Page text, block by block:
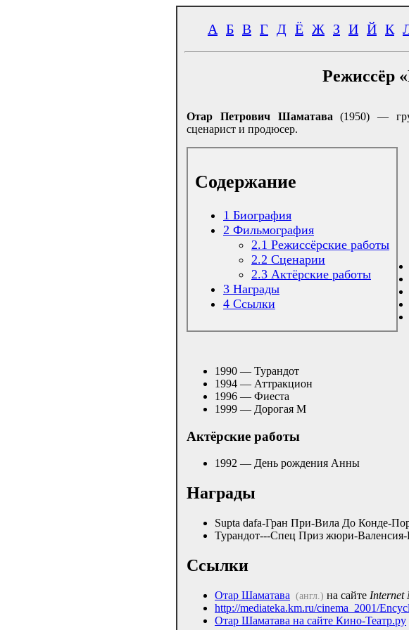
А Б В Г Д Ё Ж З И Й К
Режиссёр
Отар Петрович Шаматава (1950) —
сценарист и продюсер.
Содержание
1 Биография
2 Фильмография
2.1 Режиссёрские работы
2.2 Сценарии
2.3 Актёрские работы
3 Награды
4 Ссылки
1990 — Турандот
1994 — Аттракцион
1996 — Фиеста
1999 — Дорогая М
Актёрские работы
1992 — День рождения Анны
Награды
Supta dafa-Гран При-Вила До Конде-
Турандот---Спец Приз жюри-Валенсия-
Ссылки
Отар Шаматава (англ.) на сайте Internet
http://mediateka.km.ru/cinema_2001/
Отар Шаматава на сайте Кино-Театр.ру